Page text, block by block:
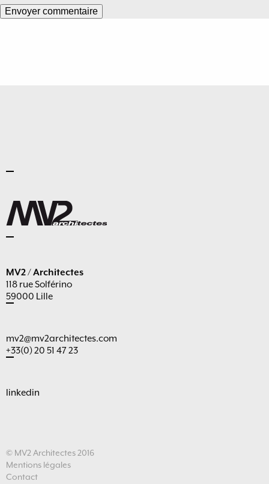
MV2 / Architectes
118 rue Solférino
59000 Lille
mv2@mv2architectes.com
+33(0) 20 51 47 23
linkedin
© MV2 Architectes 2016
Mentions légales
Contact